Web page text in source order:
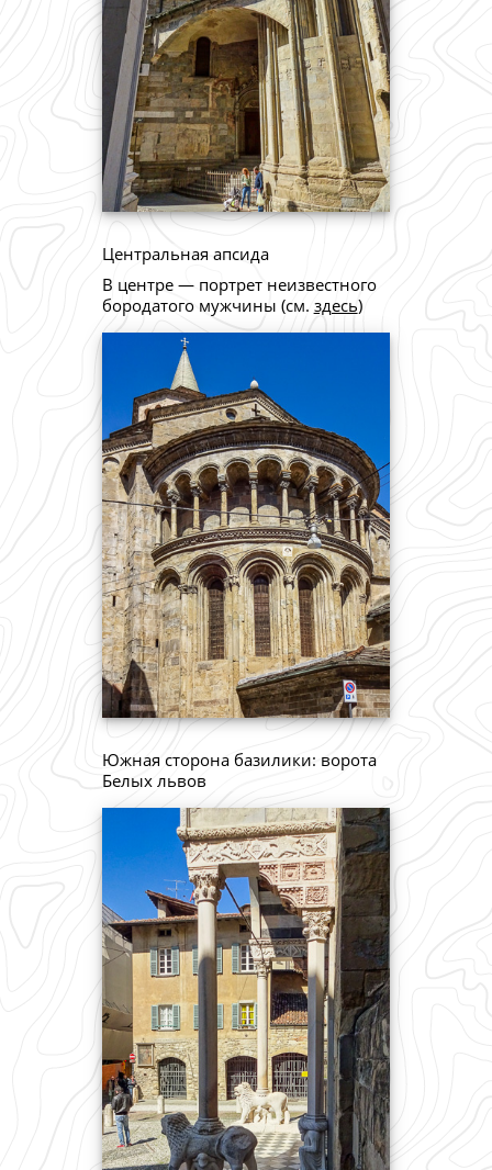
Центральная апсида
В центре — портрет неизвестного
бородатого мужчины (см. здесь)
Южная сторона базилики: ворота
Белых львов